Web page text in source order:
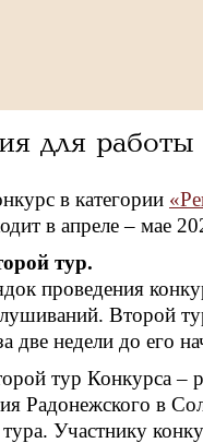
для работы
в категории
в апреле – мае
тур.
проведения
Второй
две недели до его
тур Конкурса –
Радонежского в
Участнику